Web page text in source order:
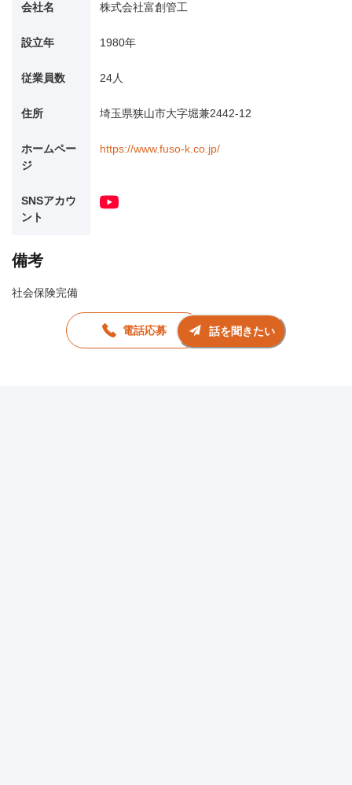
会社名 株式会社富創管工
設立年 1980年
従業員数 24人
住所 埼玉県狭山市大字堀兼2442-12
ホームペー
ジ
https://www.fuso-k.co.jp/
SNSアカウ
ント
備考
社会保険完備
電話応募 話を聞きたい